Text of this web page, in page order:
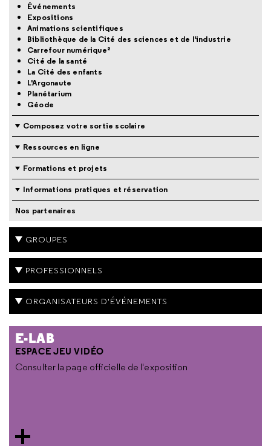
Événements
Expositions
Animations scientifiques
Bibliothèque de la Cité des sciences et de l'industrie
Carrefour numérique²
Cité de la santé
La Cité des enfants
L'Argonaute
Planétarium
Géode
Composez votre sortie scolaire
Ressources en ligne
Formations et projets
Informations pratiques et réservation
Nos partenaires
GROUPES
PROFESSIONNELS
ORGANISATEURS D'ÉVÉNEMENTS
E-LAB
ESPACE JEU VIDÉO
Consulter la page officielle de l'exposition